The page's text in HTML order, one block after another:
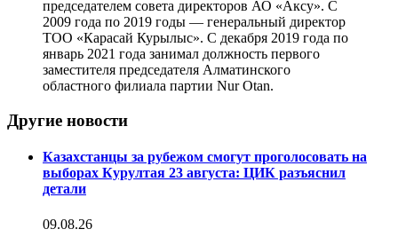
председателем совета директоров АО «Аксу». С
2009 года по 2019 годы — генеральный директор
ТОО «Карасай Курылыс». С декабря 2019 года по
январь 2021 года занимал должность первого
заместителя председателя Алматинского
областного филиала партии Nur Otan.
Другие новости
Казахстанцы за рубежом смогут проголосовать на
выборах Курултая 23 августа: ЦИК разъяснил
детали
09.08.26